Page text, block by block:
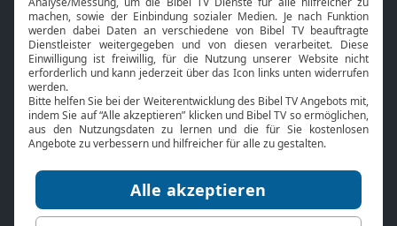
Nächster Gottesdienst
Bibel TV
Über uns
Jobs
Mediadaten
Service
Kontakt
TV-Empfang